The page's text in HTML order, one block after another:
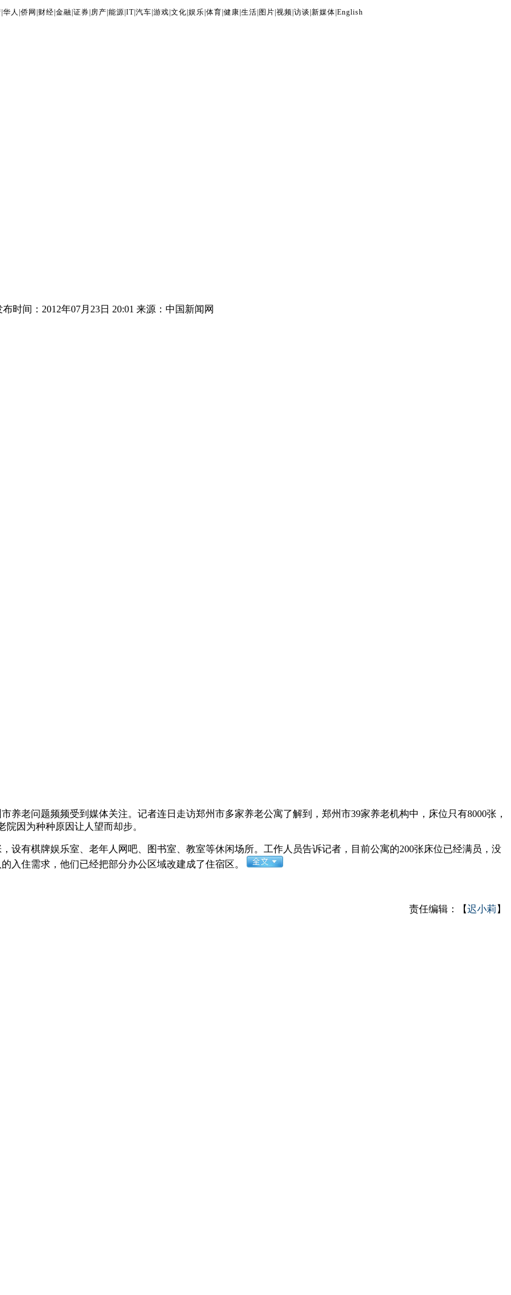
华人 侨网 财经 金融 证券 房产 能源 IT| 汽车 游戏 文化 娱乐 体育 健康 生活 图片 视频 访谈 新媒体 English
布时间：2012年07月23日 20:01 来源：中国新闻网
老问题频频受到媒体关注。记者连日走访郑州市多家养老公寓了解到，郑州市39家养老机构中，床位只有8000张，
因为种种原因让人望而却步。
有棋牌娱乐室、老年人网吧、图书室、教室等休闲场所。工作人员告诉记者，目前公寓的200张床位已经满员，没
入住需求，他们已经把部分办公区域改建成了住宿区。
责任编辑：【迟小莉 】